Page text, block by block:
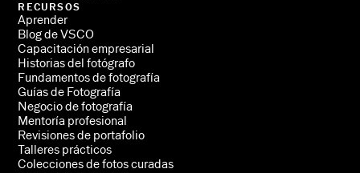
RECURSOS
Aprender
Blog de VSCO
Capacitación empresarial
Historias del fotógrafo
Fundamentos de fotografía
Guías de Fotografía
Negocio de fotografía
Mentoría profesional
Revisiones de portafolio
Talleres prácticos
Colecciones de fotos curadas